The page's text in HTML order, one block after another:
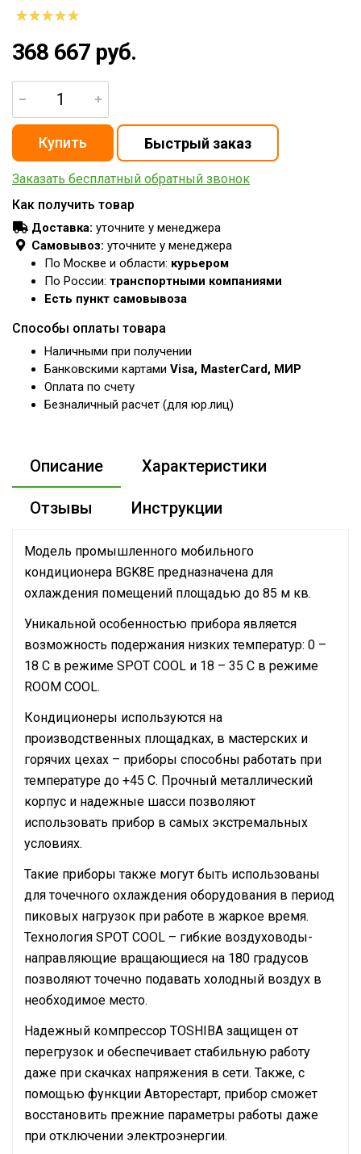
368 667 руб.
Заказать бесплатный обратный звонок
Как получить товар
Доставка: уточните у менеджера
Самовывоз: уточните у менеджера
По Москве и области: курьером
По России: транспортными компаниями
Есть пункт самовывоза
Способы оплаты товара
Наличными при получении
Банковскими картами Visa, MasterCard, МИР
Оплата по счету
Безналичный расчет (для юр.лиц)
Описание Характеристики
Отзывы Инструкции
Модель промышленного мобильного
кондиционера BGK8E предназначена для
охлаждения помещений площадью до 85 м кв.
Уникальной особенностью прибора является
возможность подержания низких температур: 0 –
18 С в режиме SPOT COOL и 18 – 35 С в режиме
ROOM COOL.
Кондиционеры используются на
производственных площадках, в мастерских и
горячих цехах – приборы способны работать при
температуре до +45 С. Прочный металлический
корпус и надежные шасси позволяют
использовать прибор в самых экстремальных
условиях.
Такие приборы также могут быть использованы
для точечного охлаждения оборудования в период
пиковых нагрузок при работе в жаркое время.
Технология SPOT COOL – гибкие воздуховоды-
направляющие вращающиеся на 180 градусов
позволяют точечно подавать холодный воздух в
необходимое место.
Надежный компрессор TOSHIBA защищен от
перегрузок и обеспечивает стабильную работу
даже при скачках напряжения в сети. Также, с
помощью функции Авторестарт, прибор сможет
восстановить прежние параметры работы даже
при отключении электроэнергии.